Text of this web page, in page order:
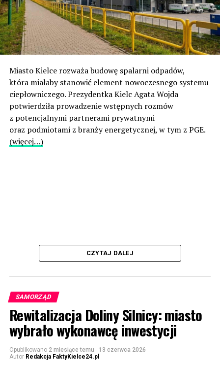
Miasto Kielce rozważa budowę spalarni odpadów,
która miałaby stanowić element nowoczesnego systemu
ciepłowniczego. Prezydentka Kielc Agata Wojda
potwierdziła prowadzenie wstępnych rozmów
z potencjalnymi partnerami prywatnymi
oraz podmiotami z branży energetycznej, w tym z PGE.
(więcej…)
CZYTAJ DALEJ
SAMORZĄD
Rewitalizacja Doliny Silnicy: miasto
wybrało wykonawcę inwestycji
Opublikowano 2 miesiące temu - 13 czerwca 2026
Autor Redakcja FaktyKielce24.pl